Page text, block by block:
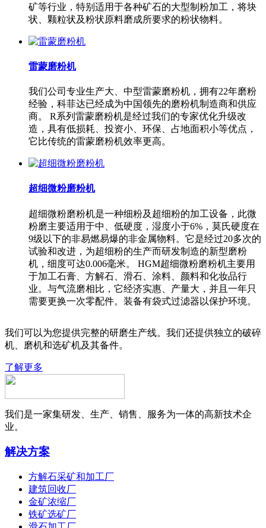
矿等行业，特别适用于各种矿石的大型制粉加工，将块
状、颗粒状及粉状原料磨成所要求的粉状物料。
雷蒙磨粉机
我们公司专业生产大、中型雷蒙磨粉机，拥有22年磨粉
经验，科菲达已经成为中国领先的磨粉机制造商和供应
商。 R系列雷蒙磨粉机是经过我们的专家优化升级改
造，具有低损耗、投资小、环保、占地面积小等优点，
它比传统的雷蒙磨粉机效率更高。
超细微粉磨粉机
超细微粉磨粉机是一种细粉及超细粉的加工设备，此微
粉磨主要适用于中、低硬度，湿度小于6%，莫氏硬度在
9级以下的非易燃易爆的非金属物料。它是经过20多次的
试验和改进，为超细粉的生产而研发制造的新型磨粉
机，细度可达0.006毫米。 HGM超细微粉磨粉机主要用
于加工石膏、方解石、滑石、涂料、颜料和化妆品行
业。与气流磨相比，它经济实惠、产量大，并且一年只
需要更换一次零配件。装备有袋式过滤器以保护环境。
我们可以为您提供完整的研磨生产线。我们还提供独立的破碎
机、磨机和选矿机及其备件。
了解更多
我们是一家集研发、生产、销售、服务为一体的高新技术企
业。
解决方案
方解石采矿和加工厂
建筑回收厂
金矿浓缩厂
铁矿选矿厂